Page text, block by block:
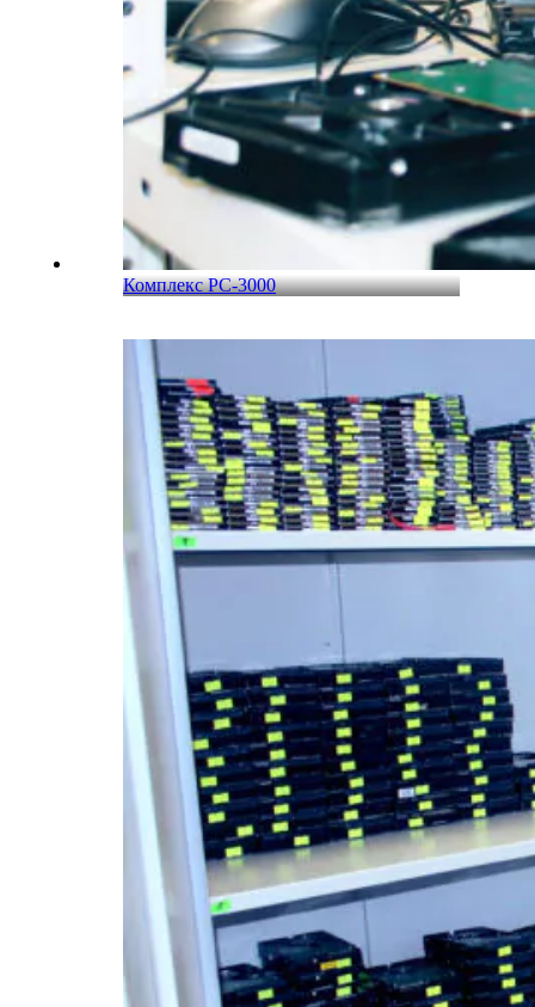
Комплекс PC-3000